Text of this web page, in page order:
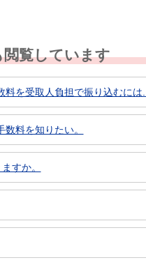
覧しています
を受取人負担で振り込むには...
料を知りたい。
すか。